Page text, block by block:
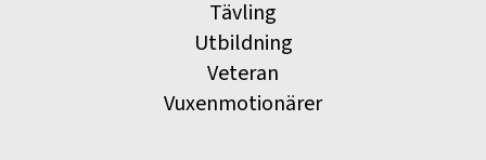
Tävling
Utbildning
Veteran
Vuxenmotionärer